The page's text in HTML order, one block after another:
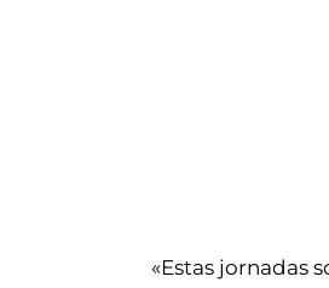
«Estas jornadas